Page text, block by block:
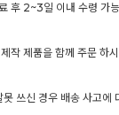
후 2~3일 이내 수령 가
작 제품을 함께 주문 하
쓰신 경우 배송 사고에